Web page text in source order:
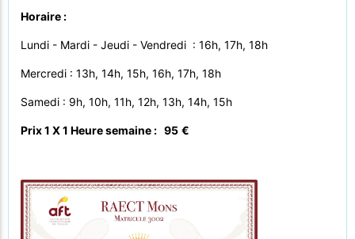
Horaire :
Lundi - Mardi - Jeudi - Vendredi : 16h, 17h, 18h
Mercredi : 13h, 14h, 15h, 16h, 17h, 18h
Samedi : 9h, 10h, 11h, 12h, 13h, 14h, 15h
Prix 1 X 1 Heure semaine : 95 €